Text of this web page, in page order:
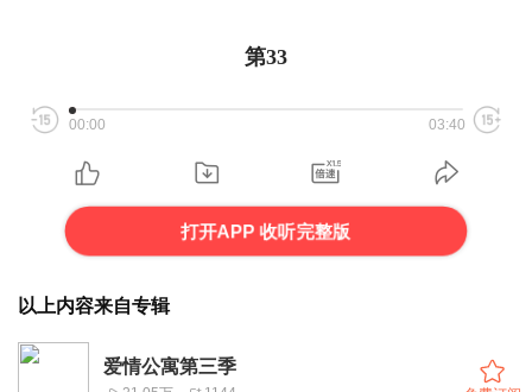
第33
00:00 03:40
打开APP 收听完整版
以上内容来自专辑
爱情公寓第三季